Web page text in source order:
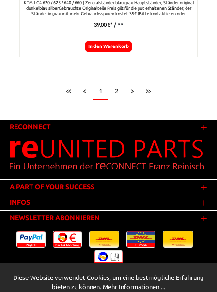
KTM LC4 620 / 625 / 640 / 660 | Zentralständer blau grau Hauptständer, Ständer original
dunkelblau silberGebrauchte Originalteile Preis gilt für die gut erhaltenen Ständer, der
Ständer in grau mit mehr Gebrauchsspuren kostet 35€ (Bitte kontaktieren oder
39,00 €* / **
In den Warenkorb
1 2
RECONNECT
A PART OF YOUR SUCCESS
INFOS
NEWSLETTER ABONNIEREN
* Alle Preise inkl. gesetzl. Mehrwertsteuer zzgl.Versandkosten
Diese Website verwendet Cookies, um eine bestmögliche Erfahrung
bieten zu können. Mehr Informationen ...